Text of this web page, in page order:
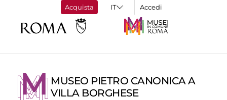
Acquista Accedi
MUSEO PIETRO CANONICA A
VILLA BORGHESE